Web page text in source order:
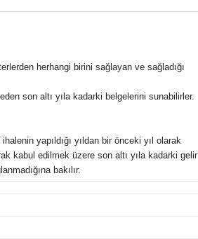
herhangi birini sağlayan ve sağladığı
son altı yıla kadarki belgelerini sunabilirler.
yapıldığı yıldan bir önceki yıl olarak
kabul edilmek üzere son altı yıla kadarki gelir
bakılır.